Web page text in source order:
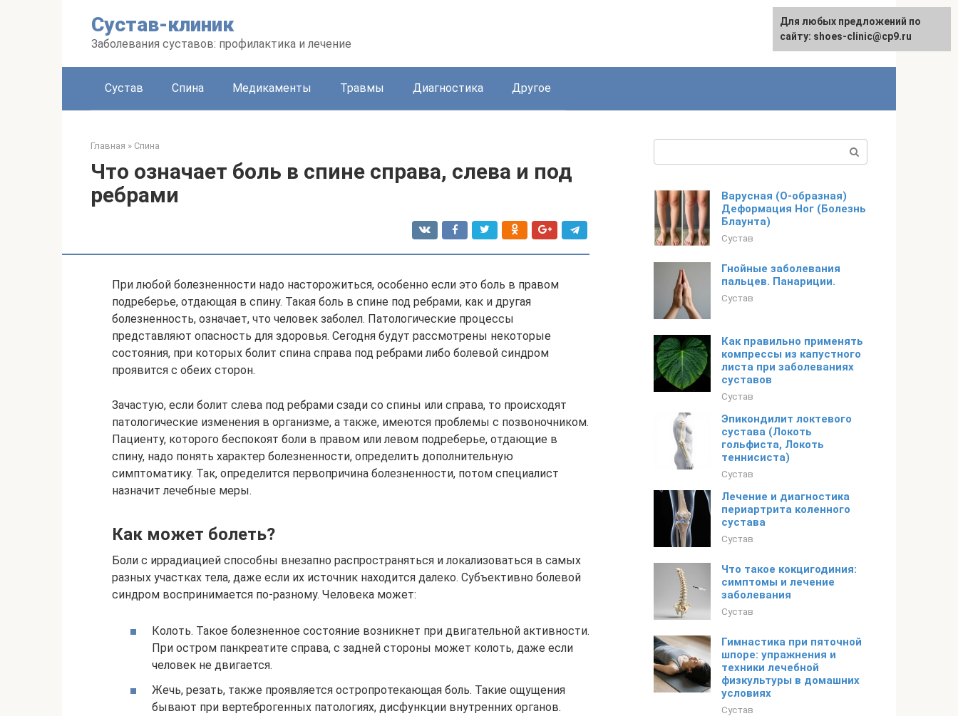
Сустав-клиник
Заболевания суставов: профилактика и лечение
Сустав Спина Медикаменты Травмы Диагностика Другое
Главная » Спина
Что означает боль в спине справа, слева и под
ребрами
При любой болезненности надо насторожиться, особенно если это боль в правом
подреберье, отдающая в спину. Такая боль в спине под ребрами, как и другая
болезненность, означает, что человек заболел. Патологические процессы
представляют опасность для здоровья. Сегодня будут рассмотрены некоторые
состояния, при которых болит спина справа под ребрами либо болевой синдром
проявится с обеих сторон.
Зачастую, если болит слева под ребрами сзади со спины или справа, то происходят
патологические изменения в организме, а также, имеются проблемы с позвоночником.
Пациенту, которого беспокоят боли в правом или левом подреберье, отдающие в
спину, надо понять характер болезненности, определить дополнительную
симптоматику. Так, определится первопричина болезненности, потом специалист
назначит лечебные меры.
Как может болеть?
Боли с иррадиацией способны внезапно распространяться и локализоваться в самых
разных участках тела, даже если их источник находится далеко. Субъективно болевой
синдром воспринимается по-разному. Человека может:
Колоть. Такое болезненное состояние возникнет при двигательной активности.
При остром панкреатите справа, с задней стороны может колоть, даже если
человек не двигается.
Жечь, резать, также проявляется остропротекающая боль. Такие ощущения
бывают при вертеброгенных патологиях, дисфункции внутренних органов.
Варусная (О-образная)
Деформация Ног (Болезнь
Блаунта)
Сустав
Гнойные заболевания
пальцев. Панариции.
Сустав
Как правильно применять
компрессы из капустного
листа при заболеваниях
суставов
Сустав
Эпикондилит локтевого
сустава (Локоть
гольфиста, Локоть
теннисиста)
Сустав
Лечение и диагностика
периартрита коленного
сустава
Сустав
Что такое кокцигодиния:
симптомы и лечение
заболевания
Сустав
Гимнастика при пяточной
шпоре: упражнения и
техники лечебной
физкультуры в домашних
условиях
Сустав
Для любых предложений по
сайту: shoes-clinic@cp9.ru